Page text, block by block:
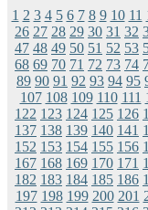
1 2 3 4 5 6 7 8 9 10 11
26 27 28 29 30 31 32
47 48 49 50 51 52 53
68 69 70 71 72 73 74
89 90 91 92 93 94 95
107 108 109 110 111
122 123 124 125 126
137 138 139 140 141
152 153 154 155 156
167 168 169 170 171
182 183 184 185 186
197 198 199 200 201